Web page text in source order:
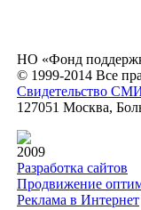
НО «Фонд
© 1999-2014 Все
Свидетельство
127051 Москва,
2009
Разработка сайтов
Продвижение
Реклама в Интернет